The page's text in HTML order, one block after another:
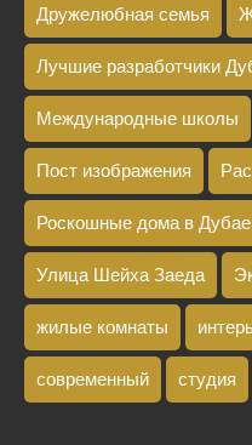
Дружелюбная семья
Лучшие разработчики
Международные школы
Пост изображения
Роскошные дома в Дубае
Улица Шейха Заеда
жилые комнаты
современный студия